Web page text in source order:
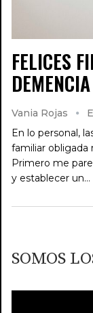
FELICES
DEMENCIA
Vania Rojas
En lo personal,
familiar
Primero me
y establecer un…
SOMOS